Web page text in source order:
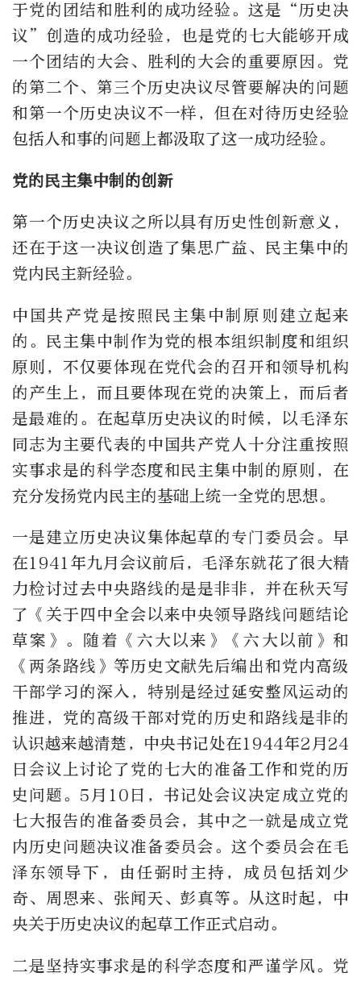
于党的团结和胜利的成功经验。这是“历史决
议”创造的成功经验，也是党的七大能够开成
一个团结的大会、胜利的大会的重要原因。党
的第二个、第三个历史决议尽管要解决的问题
和第一个历史决议不一样，但在对待历史经验
包括人和事的问题上都汲取了这一成功经验。
党的民主集中制的创新
第一个历史决议之所以具有历史性创新意义，
还在于这一决议创造了集思广益、民主集中的
党内民主新经验。
中国共产党是按照民主集中制原则建立起来
的。民主集中制作为党的根本组织制度和组织
原则，不仅要体现在党代会的召开和领导机构
的产生上，而且要体现在党的决策上，而后者
是最难的。在起草历史决议的时候，以毛泽东
同志为主要代表的中国共产党人十分注重按照
实事求是的科学态度和民主集中制的原则，在
充分发扬党内民主的基础上统一全党的思想。
一是建立历史决议集体起草的专门委员会。早
在1941年九月会议前后，毛泽东就花了很大精
力检讨过去中央路线的是是非非，并在秋天写
了《关于四中全会以来中央领导路线问题结论
草案》。随着《六大以来》《六大以前》和
《两条路线》等历史文献先后编出和党内高级
干部学习的深入，特别是经过延安整风运动的
推进，党的高级干部对党的历史和路线是非的
认识越来越清楚，中央书记处在1944年2月24
日会议上讨论了党的七大的准备工作和党的历
史问题。5月10日，书记处会议决定成立党的
七大报告的准备委员会，其中之一就是成立党
内历史问题决议准备委员会。这个委员会在毛
泽东领导下，由任弼时主持，成员包括刘少
奇、周恩来、张闻天、彭真等。从这时起，中
央关于历史决议的起草工作正式启动。
二是坚持实事求是的科学态度和严谨学风。党